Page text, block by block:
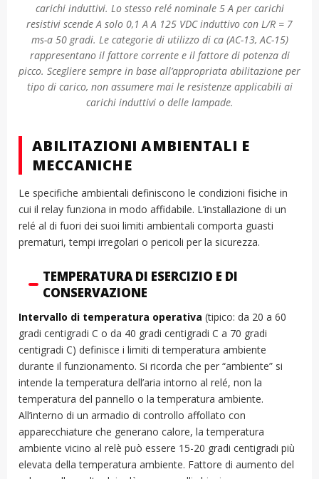
carichi induttivi. Lo stesso relé nominale 5 A per carichi
resistivi scende A solo 0,1 A A 125 VDC induttivo con L/R = 7
ms-a 50 gradi. Le categorie di utilizzo di ca (AC-13, AC-15)
rappresentano il fattore corrente e il fattore di potenza di
picco. Scegliere sempre in base all’appropriata abilitazione per
tipo di carico, non assumere mai le resistenze applicabili ai
carichi induttivi o delle lampade.
ABILITAZIONI AMBIENTALI E
MECCANICHE
Le specifiche ambientali definiscono le condizioni fisiche in
cui il relay funziona in modo affidabile. L’installazione di un
relé al di fuori dei suoi limiti ambientali comporta guasti
prematuri, tempi irregolari o pericoli per la sicurezza.
TEMPERATURA DI ESERCIZIO E DI
CONSERVAZIONE
Intervallo di temperatura operativa (tipico: da 20 a 60
gradi centigradi C o da 40 gradi centigradi C a 70 gradi
centigradi C) definisce i limiti di temperatura ambiente
durante il funzionamento. Si ricorda che per “ambiente” si
intende la temperatura dell’aria intorno al relé, non la
temperatura del pannello o la temperatura ambiente.
All’interno di un armadio di controllo affollato con
apparecchiature che generano calore, la temperatura
ambiente vicino al relè può essere 15-20 gradi centigradi più
elevata della temperatura ambiente. Fattore di aumento del